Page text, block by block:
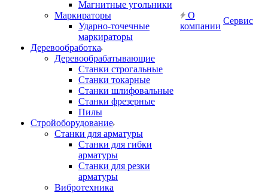
Магнитные угольники
Маркираторы
Ударно-точечные
маркираторы
Деревообработка
Деревообрабатывающие
Станки строгальные
Станки токарные
Станки шлифовальные
Станки фрезерные
Пилы
Стройоборудование
Станки для арматуры
Станки для гибки
арматуры
Станки для резки
арматуры
Вибротехника
О
компании
Сервис